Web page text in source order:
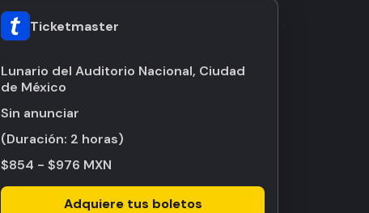
Ticketmaster
Lunario del Auditorio Nacional, Ciudad
de México
Sin anunciar
(Duración: 2 horas)
$854 - $976 MXN
Adquiere tus boletos